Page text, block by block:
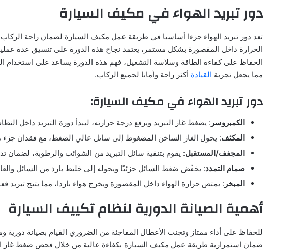
دور تبريد الهواء في مكيف السيارة
تعد دور تبريد الهواء جزءا أساسيا في طريقة عمل مكيف السيارة لضمان راحة الركاب
الحرارة داخل المقصورة بشكل مستمر، يعتمد نجاح هذه الدورة على تنسيق عدة
الحفاظ على كفاءة الطاقة وسلاسة التشغيل، فهم هذه الدورة يساعد على استخدام
مما يجعل تجربة القيادة أكثر راحة وأمانا لجميع الركاب.
دور تبريد الهواء في مكيف السيارة:
الكمبروسر : يضغط غاز التبريد ويرفع درجة حرارته، ليبدأ دورة التبريد داخل
المكثف: يحول الغاز الساخن المضغوط إلى سائل عالي الضغط، مع فقدان جزء
المجفف/المستقبل: يقوم بتنقية سائل التبريد من الشوائب والرطوبة، لضمان
صمام التمدد: يخفّض ضغط السائل جزئيًا ويحوله إلى خليط بارد من السائل
المبخر : يمتص حرارة الهواء داخل المقصورة ويخرج هواء باردا، مما يتيح تبريد
أهمية الصيانة الدورية لنظام تكييف السيارة
للحفاظ على أداء ممتاز وتجنب الأعطال المفاجئة من الضروري القيام بصيانة
ضمان استمرارية طريقة عمل مكيف السيارة بكفاءة عالية من خلال فحص ضغط غاز